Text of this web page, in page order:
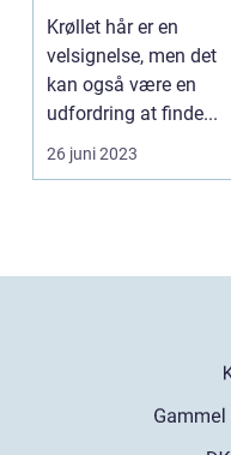
Definition til Dine
Smukke Lokker
Krøllet hår er en
velsignelse, men det
kan også være en
udfordring at finde...
26 juni 2023